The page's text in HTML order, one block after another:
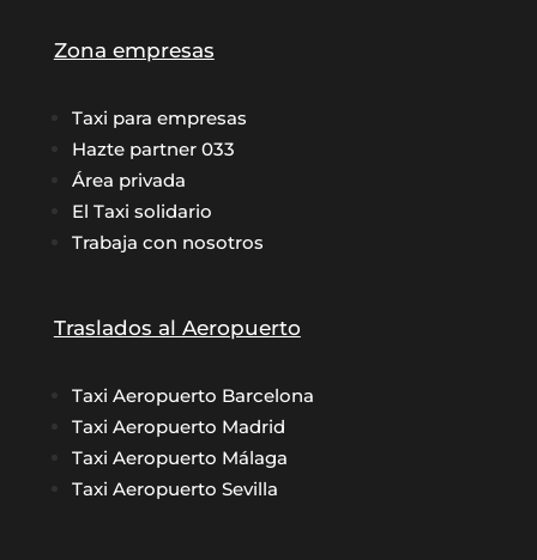
Zona empresas
Taxi para empresas
Hazte partner 033
Área privada
El Taxi solidario
Trabaja con nosotros
Traslados al Aeropuerto
Taxi Aeropuerto Barcelona
Taxi Aeropuerto Madrid
Taxi Aeropuerto Málaga
Taxi Aeropuerto Sevilla